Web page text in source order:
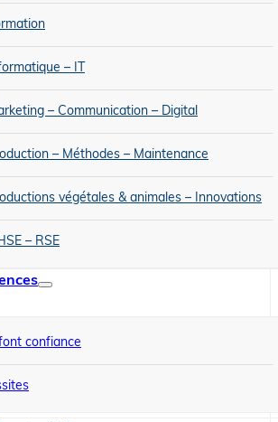
– IT
– Communication – Digital
– Méthodes – Maintenance
végétales & animales – Innovations
– RSE
confiance